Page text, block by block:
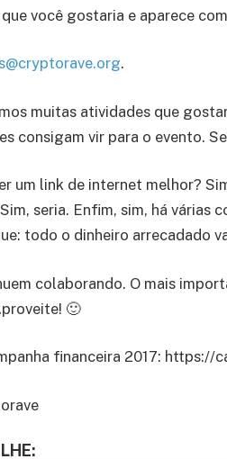
você gostaria e aparece
.
muitas atividades que
consigam vir para o evento.
um link de internet melhor?
seria. Enfim, sim, há várias
todo o dinheiro arrecadado
colaborando. O mais
🙂
financeira 2017: https://